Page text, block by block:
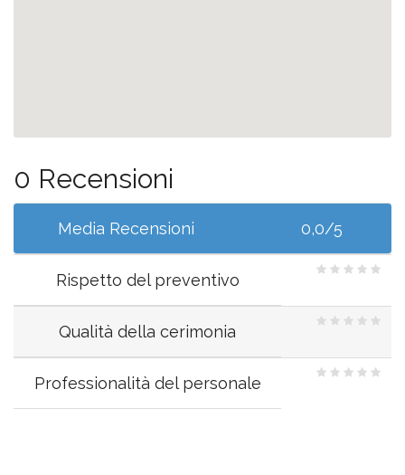
0 Recensioni
Media Recensioni 0,0/5
Rispetto del preventivo
Qualità della cerimonia
Professionalità del personale